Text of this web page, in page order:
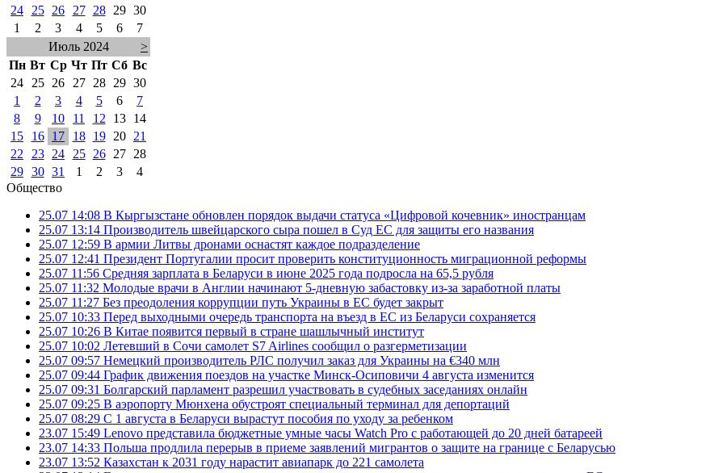
24
25 26 27 28 29 30
1
2 3 4 5 6
7
Июль 2024
>
Пн Вт Ср Чт Пт Сб Вс
24
25 26 27 28 29 30
1
2 3 4 5 6
7
8
9 10 11 12 13
14
15
16 17 18 19 20
21
22
23 24 25 26 27
28
29 30 31 1 2 3
4
Общество
25.07 14:08 В Кыргызстане обновлен порядок выдачи статуса «Цифровой кочевник» иностранцам
25.07 13:14 Производитель швейцарского сыра пошел в Суд ЕС для защиты его названия
25.07 12:59 В армии Литвы дронами оснастят каждое подразделение
25.07 12:41 Президент Португалии просит проверить конституционность миграционной реформы
25.07 11:56 Средняя зарплата в Беларуси в июне 2025 года подросла на 65,5 рубля
25.07 11:32 Молодые врачи в Англии начинают 5-дневную забастовку из-за заработной платы
25.07 11:27 Без преодоления коррупции путь Украины в ЕС будет закрыт
25.07 10:33 Перед выходными очередь транспорта на въезд в ЕС из Беларуси сохраняется
25.07 10:26 В Китае появится первый в стране шашлычный институт
25.07 10:02 Летевший в Сочи самолет S7 Airlines сообщил о разгерметизации
25.07 09:57 Немецкий производитель РЛС получил заказ для Украины на €340 млн
25.07 09:44 График движения поездов на участке Минск-Осиповичи 4 августа изменится
25.07 09:31 Болгарский парламент разрешил участвовать в судебных заседаниях онлайн
25.07 09:25 В аэропорту Мюнхена обустроят специальный терминал для депортаций
25.07 08:29 С 1 августа в Беларуси вырастут пособия по уходу за ребенком
23.07 15:49 Lenovo представила бюджетные умные часы Watch Pro с работающей до 20 дней батареей
23.07 14:33 Польша продлила перерыв в приеме заявлений мигрантов о защите на границе с Беларусью
23.07 13:52 Казахстан к 2031 году нарастит авиапарк до 221 самолета